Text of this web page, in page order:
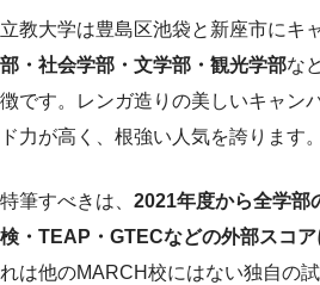
立教大学は豊島区池袋と新座市にキ
部・社会学部・文学部・観光学部な
徴です。レンガ造りの美しいキャン
ド力が高く、根強い人気を誇ります。
特筆すべきは、 2021年度から全学部
検・TEAP・GTECなどの外部スコ
れは他のMARCH校にはない独自の